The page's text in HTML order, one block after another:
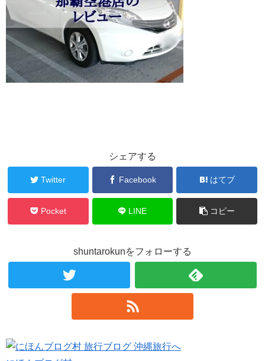
シェアする
Twitter Facebook はてブ
Pocket LINE コピー
shuntarokunをフォローする